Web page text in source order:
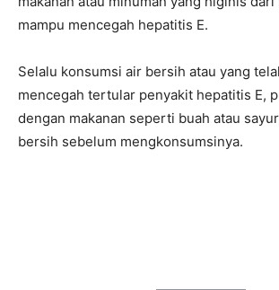
mampu mencegah hepatitis E.
Selalu konsumsi air bersih atau yang
mencegah tertular penyakit hepatitis E,
dengan makanan seperti buah atau
bersih sebelum mengkonsumsinya.